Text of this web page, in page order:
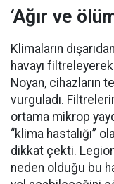
‘Ağır ve
Klimaların
havayı
Noyan, cihazların
vurguladı.
ortama mikrop
“klima hastalığı”
dikkat çekti.
neden olduğu bu